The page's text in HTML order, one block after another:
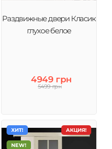
Раздвижные двери Класик
глухое белое
4949 грн
5499 грн
АКЦИЯ!
ХИТ!
NEW!